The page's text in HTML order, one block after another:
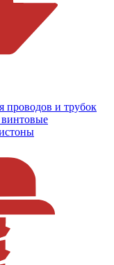
проводов и трубок